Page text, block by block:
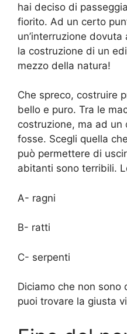
hai deciso di
fiorito. Ad un certo
un’interruzione
la costruzione di un
mezzo della natura!
Che spreco, costruire
bello e puro. Tra le
costruzione, ma ad
fosse. Scegli quella
può permettere di
abitanti sono terribili.
A- ragni
B- ratti
C- serpenti
Diciamo che non sono
puoi trovare la giusta